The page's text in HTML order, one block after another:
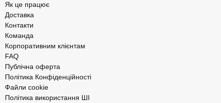
Як це працює
Доставка
Контакти
Команда
Корпоративним клієнтам
FAQ
Публічна оферта
Політика Конфіденційності
Файли cookie
Політика використання ШІ